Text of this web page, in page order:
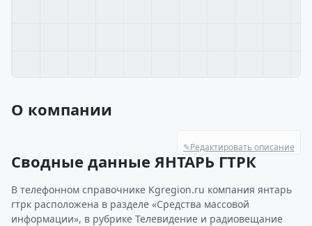
О компании
✎Редактировать описание
Сводные данные ЯНТАРЬ ГТРК
В телефонном справочнике Kgregion.ru компания янтарь
гтрк расположена в разделе «Средства массовой
информации», в рубрике Телевидение и радиовещание